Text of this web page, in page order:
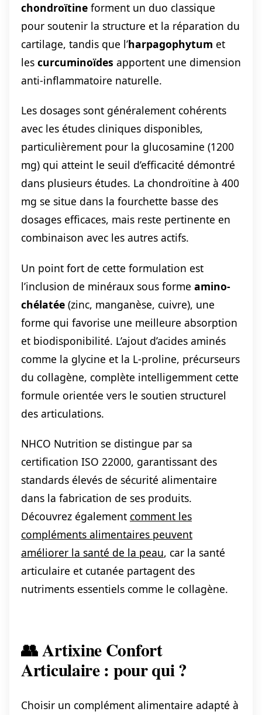
chondroïtine forment un duo classique
pour soutenir la structure et la réparation du
cartilage, tandis que l’harpagophytum et
les curcuminoïdes apportent une dimension
anti-inflammatoire naturelle.
Les dosages sont généralement cohérents
avec les études cliniques disponibles,
particulièrement pour la glucosamine (1200
mg) qui atteint le seuil d’efficacité démontré
dans plusieurs études. La chondroïtine à 400
mg se situe dans la fourchette basse des
dosages efficaces, mais reste pertinente en
combinaison avec les autres actifs.
Un point fort de cette formulation est
l’inclusion de minéraux sous forme amino-
chélatée (zinc, manganèse, cuivre), une
forme qui favorise une meilleure absorption
et biodisponibilité. L’ajout d’acides aminés
comme la glycine et la L-proline, précurseurs
du collagène, complète intelligemment cette
formule orientée vers le soutien structurel
des articulations.
NHCO Nutrition se distingue par sa
certification ISO 22000, garantissant des
standards élevés de sécurité alimentaire
dans la fabrication de ses produits.
Découvrez également comment les
compléments alimentaires peuvent
améliorer la santé de la peau, car la santé
articulaire et cutanée partagent des
nutriments essentiels comme le collagène.
👥 Artixine Confort
Articulaire : pour qui ?
Choisir un complément alimentaire adapté à